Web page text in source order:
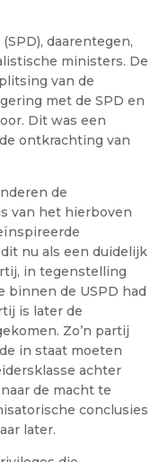
daarentegen,
ministers. De
van de
met de SPD en
Dit was een
ontkrachting van
de
van het hierboven
nu als een duidelijk
in tegenstelling
de USPD had
is later de
Zo’n partij
in staat moeten
achter
de macht te
conclusies
later.